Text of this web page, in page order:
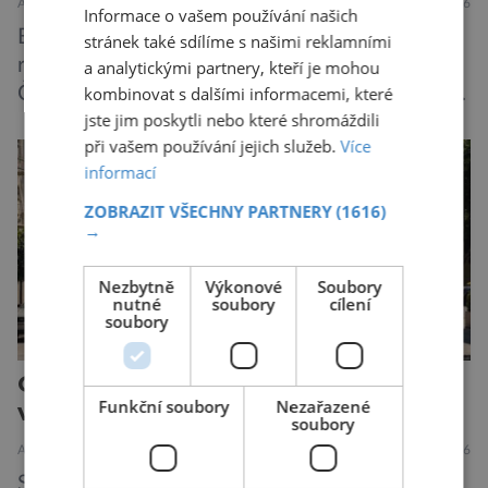
ARCHITEKTURA 5.7.2026
Buddhismus vznikl v Indii, poté se tato filozofie
rozšířila do dalších oblastí Asie, především do
Číny. Největší buddhistická stavba však nestojí
ani v Říši středu, ani v bývalé perle britského
impéria. Nalezneme jej na Jávě, exotickém
ostrově, který patří Indonésii Velkolepý chrám
zvaný Borobudur vznikl někdy kolem roku 800.
Historici odhadují, že práce na chrámu […]
Ochrana měst před spalujícím
vedrem
ARCHITEKTURA ZAJÍMAVOSTI 23.6.2026
S rostoucími teplotami se odborníci stále více
Informace o vašem používání našich
stránek také sdílíme s našimi reklamními
a analytickými partnery, kteří je mohou
kombinovat s dalšími informacemi, které
jste jim poskytli nebo které shromáždili
při vašem používání jejich služeb.Více
informací
ZOBRAZIT VŠECHNY PARTNERY(1616)
→
Nezbytně
nutné
soubory
Výkonové
soubory
Soubory
cílení
Funkční soubory
Nezařazené
soubory